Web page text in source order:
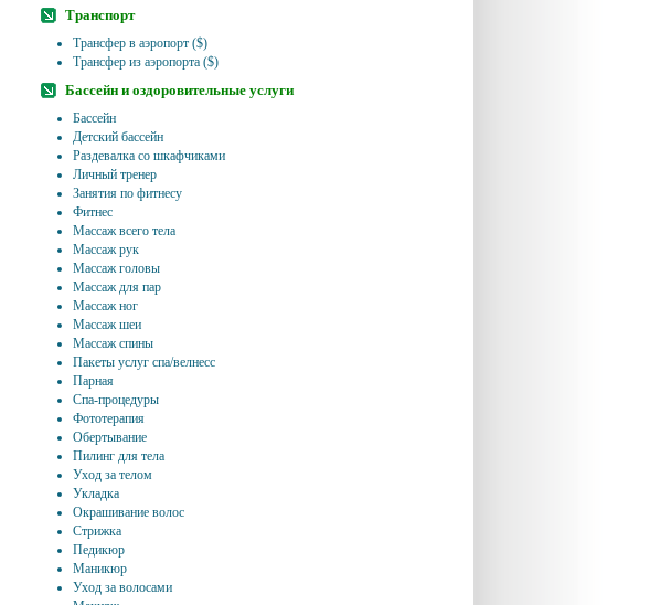
Транспорт
Трансфер в аэропорт ($)
Трансфер из аэропорта ($)
Бассейн и оздоровительные услуги
Бассейн
Детский бассейн
Раздевалка со шкафчиками
Личный тренер
Занятия по фитнесу
Фитнес
Массаж всего тела
Массаж рук
Массаж головы
Массаж для пар
Массаж ног
Массаж шеи
Массаж спины
Пакеты услуг спа/велнесс
Парная
Спа-процедуры
Фототерапия
Обертывание
Пилинг для тела
Уход за телом
Укладка
Окрашивание волос
Стрижка
Педикюр
Маникюр
Уход за волосами